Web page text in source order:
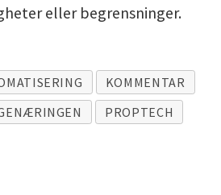
eller begrensninger.
KOMMENTAR
PROPTECH